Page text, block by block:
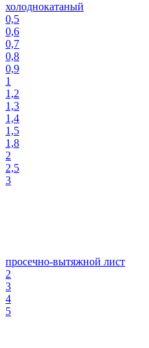
холоднокатаный
0,5
0,6
0,7
0,8
0,9
1
1,2
1,3
1,4
1,5
1,8
2
2,5
3
просечно-вытяжной лист
2
3
4
5